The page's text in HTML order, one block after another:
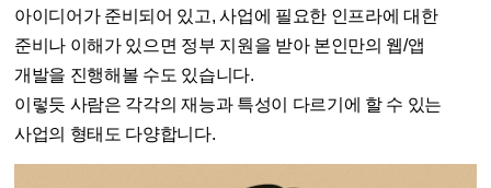
아이디어가 준비되어 있고, 사업에 필요한 인프라에 대한
준비나 이해가 있으면 정부 지원을 받아 본인만의 웹/앱
개발을 진행해볼 수도 있습니다.
이렇듯 사람은 각각의 재능과 특성이 다르기에 할 수 있는
사업의 형태도 다양합니다.